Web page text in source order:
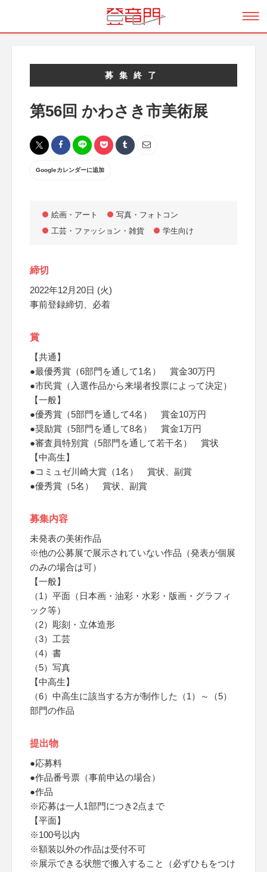
募集終了
第56回 かわさき市美術展
Googleカレンダーに追加
絵画・アート
写真・フォトコン
工芸・ファッション・雑貨
学生向け
締切
2022年12月20日 (火)
事前登録締切、必着
賞
【共通】
●最優秀賞（6部門を通して1名） 賞金30万円
●市民賞（入選作品から来場者投票によって決定）
【一般】
●優秀賞（5部門を通して4名） 賞金10万円
●奨励賞（5部門を通して8名） 賞金1万円
●審査員特別賞（5部門を通して若干名） 賞状
【中高生】
●コミュゼ川崎大賞（1名） 賞状、副賞
●優秀賞（5名） 賞状、副賞
募集内容
未発表の美術作品
※他の公募展で展示されていない作品（発表が個展
のみの場合は可）
【一般】
（1）平面（日本画・油彩・水彩・版画・グラフィ
ック等）
（2）彫刻・立体造形
（3）工芸
（4）書
（5）写真
【中高生】
（6）中高生に該当する方が制作した（1）～（5）
部門の作品
提出物
●応募料
●作品番号票（事前申込の場合）
●作品
※応募は一人1部門につき2点まで
【平面】
※100号以内
※額装以外の作品は受付不可
※展示できる状態で搬入すること（必ずひもをつけ